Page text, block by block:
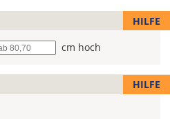
HILFE
cm hoch
HILFE